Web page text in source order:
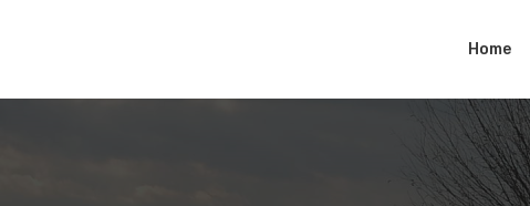
Home